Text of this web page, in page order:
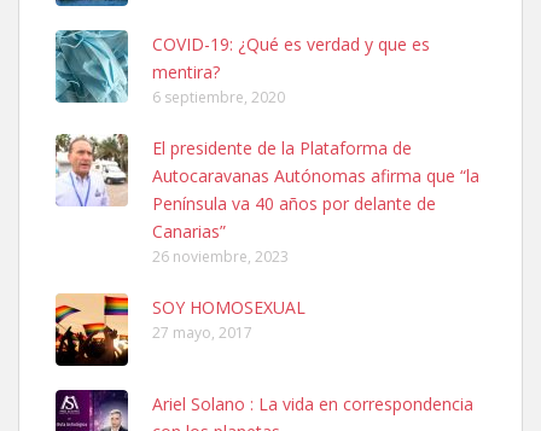
SHIBA PERDIDO AVDA JOSE MESA Y LOPEZ
PERRO MACHO RAZA SHIBA CON MICROCHIP PERDIDO HOY
06/07/2025 ZONA MESA Y LOPEZ. ES MUY ASUSTADIZO
Leales.org » Gran Canaria
6.7.2025
Ninfa perdida
COVID-19: ¿Qué es verdad y que es
mentira?
6 septiembre, 2020
El presidente de la Plataforma de
Autocaravanas Autónomas afirma que “la
Península va 40 años por delante de
Canarias”
26 noviembre, 2023
SOY HOMOSEXUAL
27 mayo, 2017
Ariel Solano : La vida en correspondencia